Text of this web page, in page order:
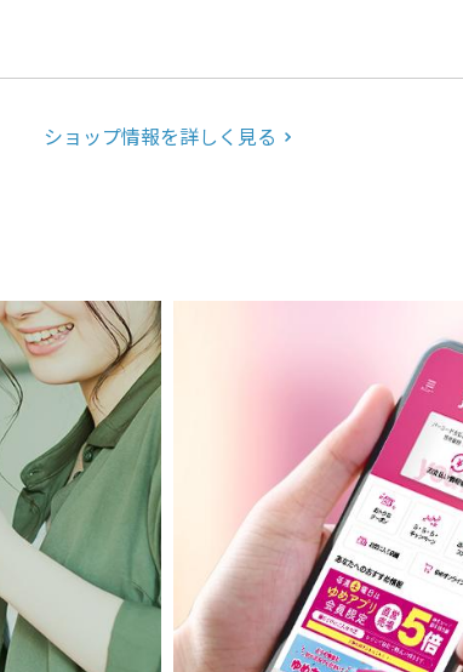
ショップ情報を詳しく見る